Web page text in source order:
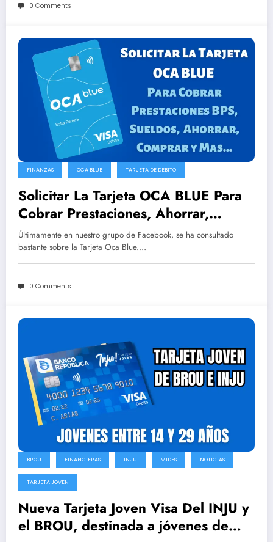
0 Comments
FINANZAS OCA BLUE TARJETA DE DEBITO
Solicitar La Tarjeta OCA BLUE Para
Cobrar Prestaciones, Ahorrar,
Comprar y Mas…
Últimamente en nuestro grupo de Facebook, se ha consultado
bastante sobre la Tarjeta Oca Blue.…
0 Comments
BROU FINANCIERAS INJU MIDES NOTICIAS
TARJETA JOVEN
Nueva Tarjeta Joven Visa Del INJU y
el BROU, destinada a jóvenes de